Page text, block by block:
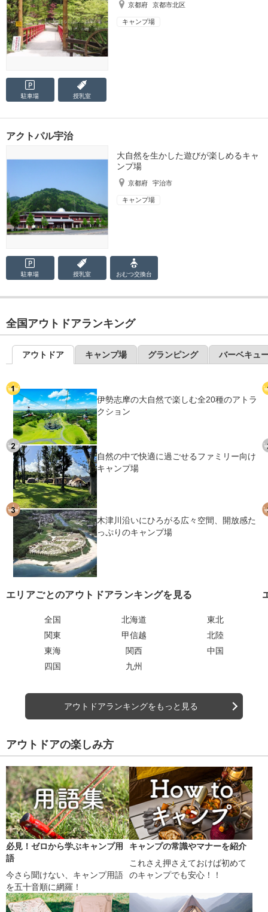
京都府 京都市北区
キャンプ場
駐車場 授乳室
アクトパル宇治
大自然を生かした遊びが楽しめるキャ
ンプ場
京都府 宇治市
キャンプ場
駐車場 授乳室 おむつ交換台
全国アウトドアランキング
アウトドア キャンプ場 グランピング バーベキュ
伊勢志摩の大自然で楽しむ全20種のアトラ
クション
自然の中で快適に過ごせるファミリー向け
キャンプ場
木津川沿いにひろがる広々空間、開放感た
っぷりのキャンプ場
エリアごとのアウトドアランキングを見る
全国 北海道
東北
関東
甲信越
北陸
東海
関西
中国
四国
九州
アウトドアランキングをもっと見る
アウトドアの楽しみ方
必見！ゼロから学ぶキャンプ用
語
今さら聞けない、キャンプ用語
を五十音順に網羅！
キャンプの常識やマナーを紹介
これさえ押さえておけば初めて
のキャンプでも安心！！